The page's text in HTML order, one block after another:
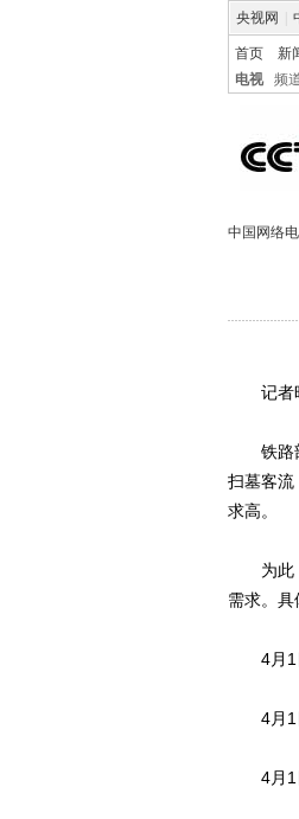
央视网
首页 新
电视
频
中国网络
记者昨
铁路部
扫墓客流
求高。
为此，
需求。具
4月1日
4月1日
4月1日